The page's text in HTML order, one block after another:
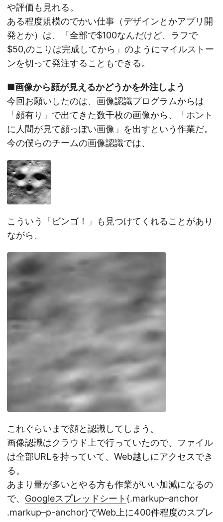
や評価も見れる。
ある程度規模のでかい仕事（デザインとかアプリ開
発とか）は、「全部で$100なんだけど、ラフで
$50,のこりは完成してから」のようにマイルストー
ンを切って発注することもできる。
■画像から顔が見えるかどうかを外注しよう
今回お願いしたのは、画像認識プログラムからは
「顔有り」で出てきた数千枚の画像から、「ホント
に人間が見て顔っぽい画像」を出すという作業だ。
今の僕らのチームの画像認識では、
こういう「ビンゴ！」も見つけてくれることがあり
ながら、
これぐらいまで顔と認識してしまう。
画像認識はクラウド上で行っていたので、ファイル
は全部URLを持っていて、Web越しにアクセスでき
る。
あまり量が多いとやる方も作業がいい加減になるの
で、 Googleスプレッドシート{.markup–anchor
.markup–p-anchor}でWeb上に400件程度のスプレ